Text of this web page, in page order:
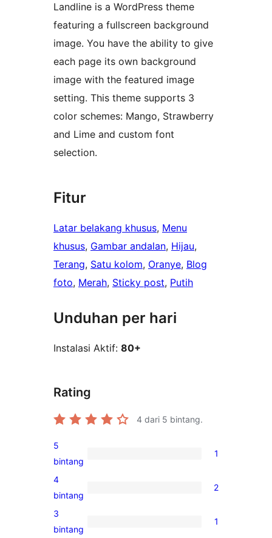
Landline is a WordPress theme
featuring a fullscreen background
image. You have the ability to give
each page its own background
image with the featured image
setting. This theme supports 3
color schemes: Mango, Strawberry
and Lime and custom font
selection.
Fitur
Latar belakang khusus, Menu
khusus, Gambar andalan, Hijau
Terang, Satu kolom, Oranye, Blog
foto, Merah, Sticky post, Putih
Unduhan per hari
Instalasi Aktif: 80+
Rating
4 dari 5 bintang.
1
ulasan
5-
5
bintang
1
2
ulasan
4-
4
bintang
2
1
3
bintang
1